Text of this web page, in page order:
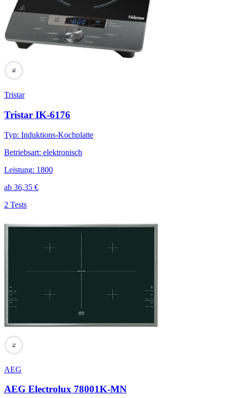
76
Tristar
Tristar IK-6176
Typ: Induktions-Kochplatte
Betriebsart: elektronisch
Leistung: 1800
ab 36,35 €
2 Tests
74
AEG
AEG Electrolux 78001K-MN